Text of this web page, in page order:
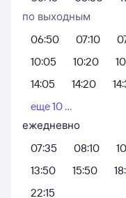
по выходным
06:50
07:10
10:05
10:20
14:05
14:20
еще 10 ...
ежедневно
07:35
08:10
13:50
15:50
22:15